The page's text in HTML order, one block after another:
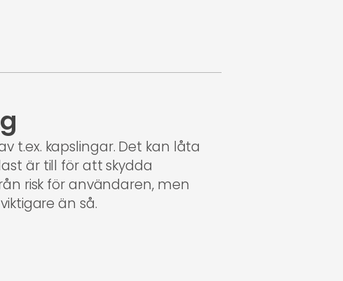
t.ex. kapslingar. Det kan låta
är till för att skydda
risk för användaren, men
än så.